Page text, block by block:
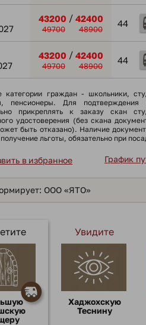
43200 / 42400
49700 48900
44
43200 / 42400
49700 48900
44
категории граждан - школьники,
пенсионеры. Для подтверждения
прикреплять к заказу скан
удостоверения (без скана
быть отказано). Наличие
льготы, обязательно при
в избранное График
ООО «ЯТО»
Увидите
Хаджохскую
Теснину